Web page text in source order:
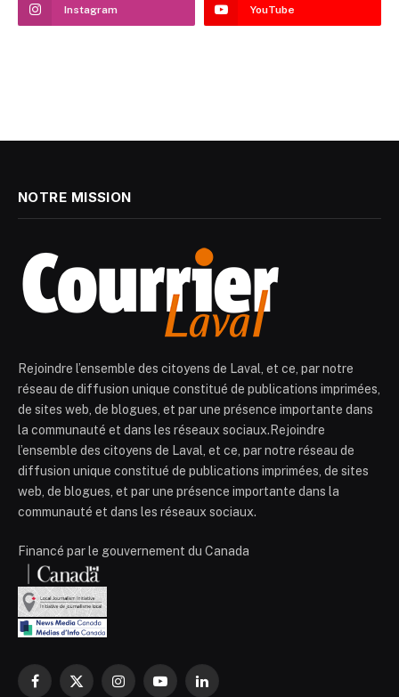
Instagram YouTube
NOTRE MISSION
Rejoindre l’ensemble des citoyens de Laval, et ce, par notre
réseau de diffusion unique constitué de publications imprimées,
de sites web, de blogues, et par une présence importante dans
la communauté et dans les réseaux sociaux.Rejoindre
l’ensemble des citoyens de Laval, et ce, par notre réseau de
diffusion unique constitué de publications imprimées, de sites
web, de blogues, et par une présence importante dans la
communauté et dans les réseaux sociaux.
Financé par le gouvernement du Canada
Facebook
X
InstagramYouTubeLinkedIn